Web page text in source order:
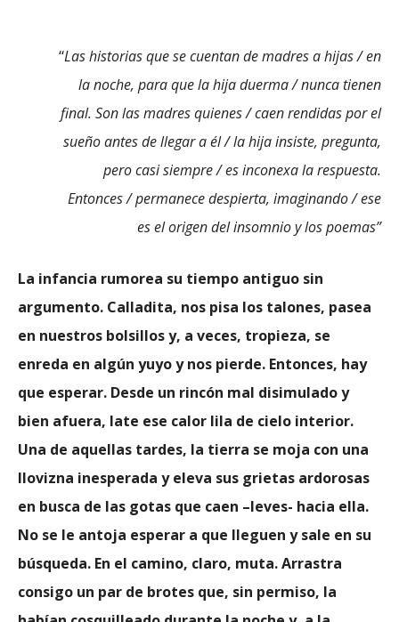
“Las historias que se cuentan de madres a hijas / en
la noche, para que la hija duerma / nunca tienen
final. Son las madres quienes / caen rendidas por el
sueño antes de llegar a él / la hija insiste, pregunta,
pero casi siempre / es inconexa la respuesta.
Entonces / permanece despierta, imaginando / ese
es el origen del insomnio y los poemas”
La infancia rumorea su tiempo antiguo sin
argumento. Calladita, nos pisa los talones, pasea
en nuestros bolsillos y, a veces, tropieza, se
enreda en algún yuyo y nos pierde. Entonces, hay
que esperar. Desde un rincón mal disimulado y
bien afuera, late ese calor lila de cielo interior.
Una de aquellas tardes, la tierra se moja con una
llovizna inesperada y eleva sus grietas ardorosas
en busca de las gotas que caen –leves- hacia ella.
No se le antoja esperar a que lleguen y sale en su
búsqueda. En el camino, claro, muta. Arrastra
consigo un par de brotes que, sin permiso, la